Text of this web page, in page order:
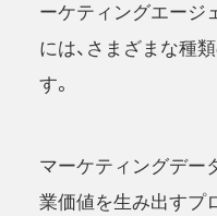
ーケティングエージ
には、さまざまな種
す。
マーケティングデー
業価値を生み出すプ